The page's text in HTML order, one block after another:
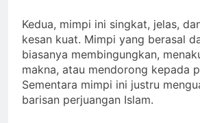
Kedua, mimpi ini singkat, jelas,
kesan kuat. Mimpi yang berasal
biasanya membingungkan,
makna, atau mendorong kepada
Sementara mimpi ini justru
barisan perjuangan Islam.